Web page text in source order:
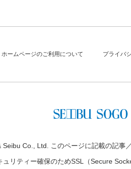
ホームページのご利用について プライバ
Co., Ltd. このページに記載の記事
ュリティー確保のためSSL（Secure